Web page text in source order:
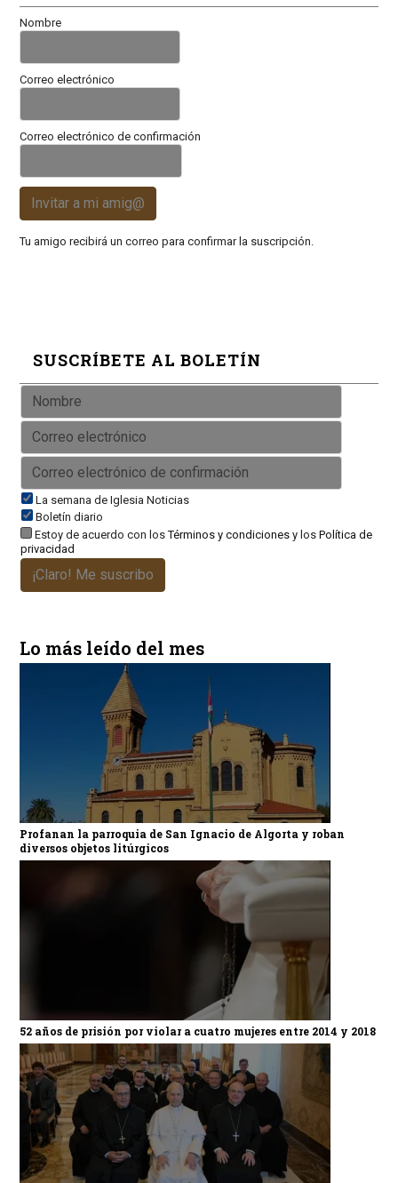
Nombre
Correo electrónico
Correo electrónico de confirmación
Invitar a mi amig@
Tu amigo recibirá un correo para confirmar la suscripción.
SUSCRÍBETE AL BOLETÍN
La semana de Iglesia Noticias
Boletín diario
Estoy de acuerdo con losTérminos y condicionesy los Política de
privacidad
¡Claro! Me suscribo
Lo más leído del mes
Profanan la parroquia de San Ignacio de Algorta y roban
diversos objetos litúrgicos
52 años de prisión por violar a cuatro mujeres entre 2014 y 2018